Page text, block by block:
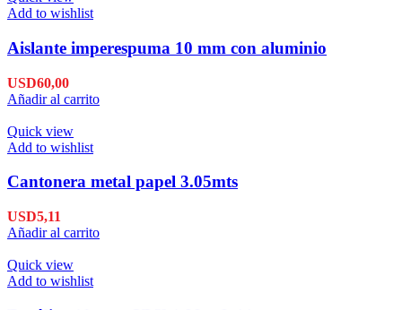
Add to wishlist
Aislante imperespuma 10 mm con aluminio
USD60,00
Añadir al carrito
Quick view
Add to wishlist
Cantonera metal papel 3.05mts
USD5,11
Añadir al carrito
Quick view
Add to wishlist